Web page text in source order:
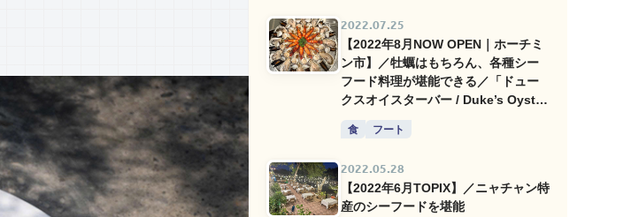
2022.07.25
【2022年8月NOW OPEN｜ホーチミ
ン市】／牡蠣はもちろん、各種シー
フード料理が堪能できる／「ドュー
クスオイスターバー / Duke’s Oyster
食 フート
2022.05.28
【2022年6月TOPIX】／ニャチャン特
産のシーフードを堪能